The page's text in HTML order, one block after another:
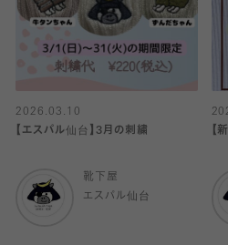
2026.03.10
【エスパル仙台】3月の刺繍
靴下屋
エスパル仙台
【